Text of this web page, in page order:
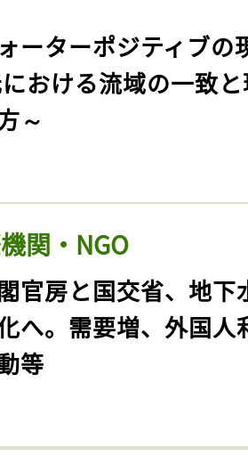
ーターポジティブの
おける流域の一致
～
関・NGO
官房と国交省、地下
へ。需要増、外国人
等